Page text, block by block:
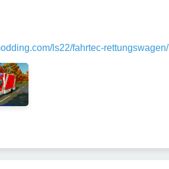
ls22/fahrtec-rettungswagen/